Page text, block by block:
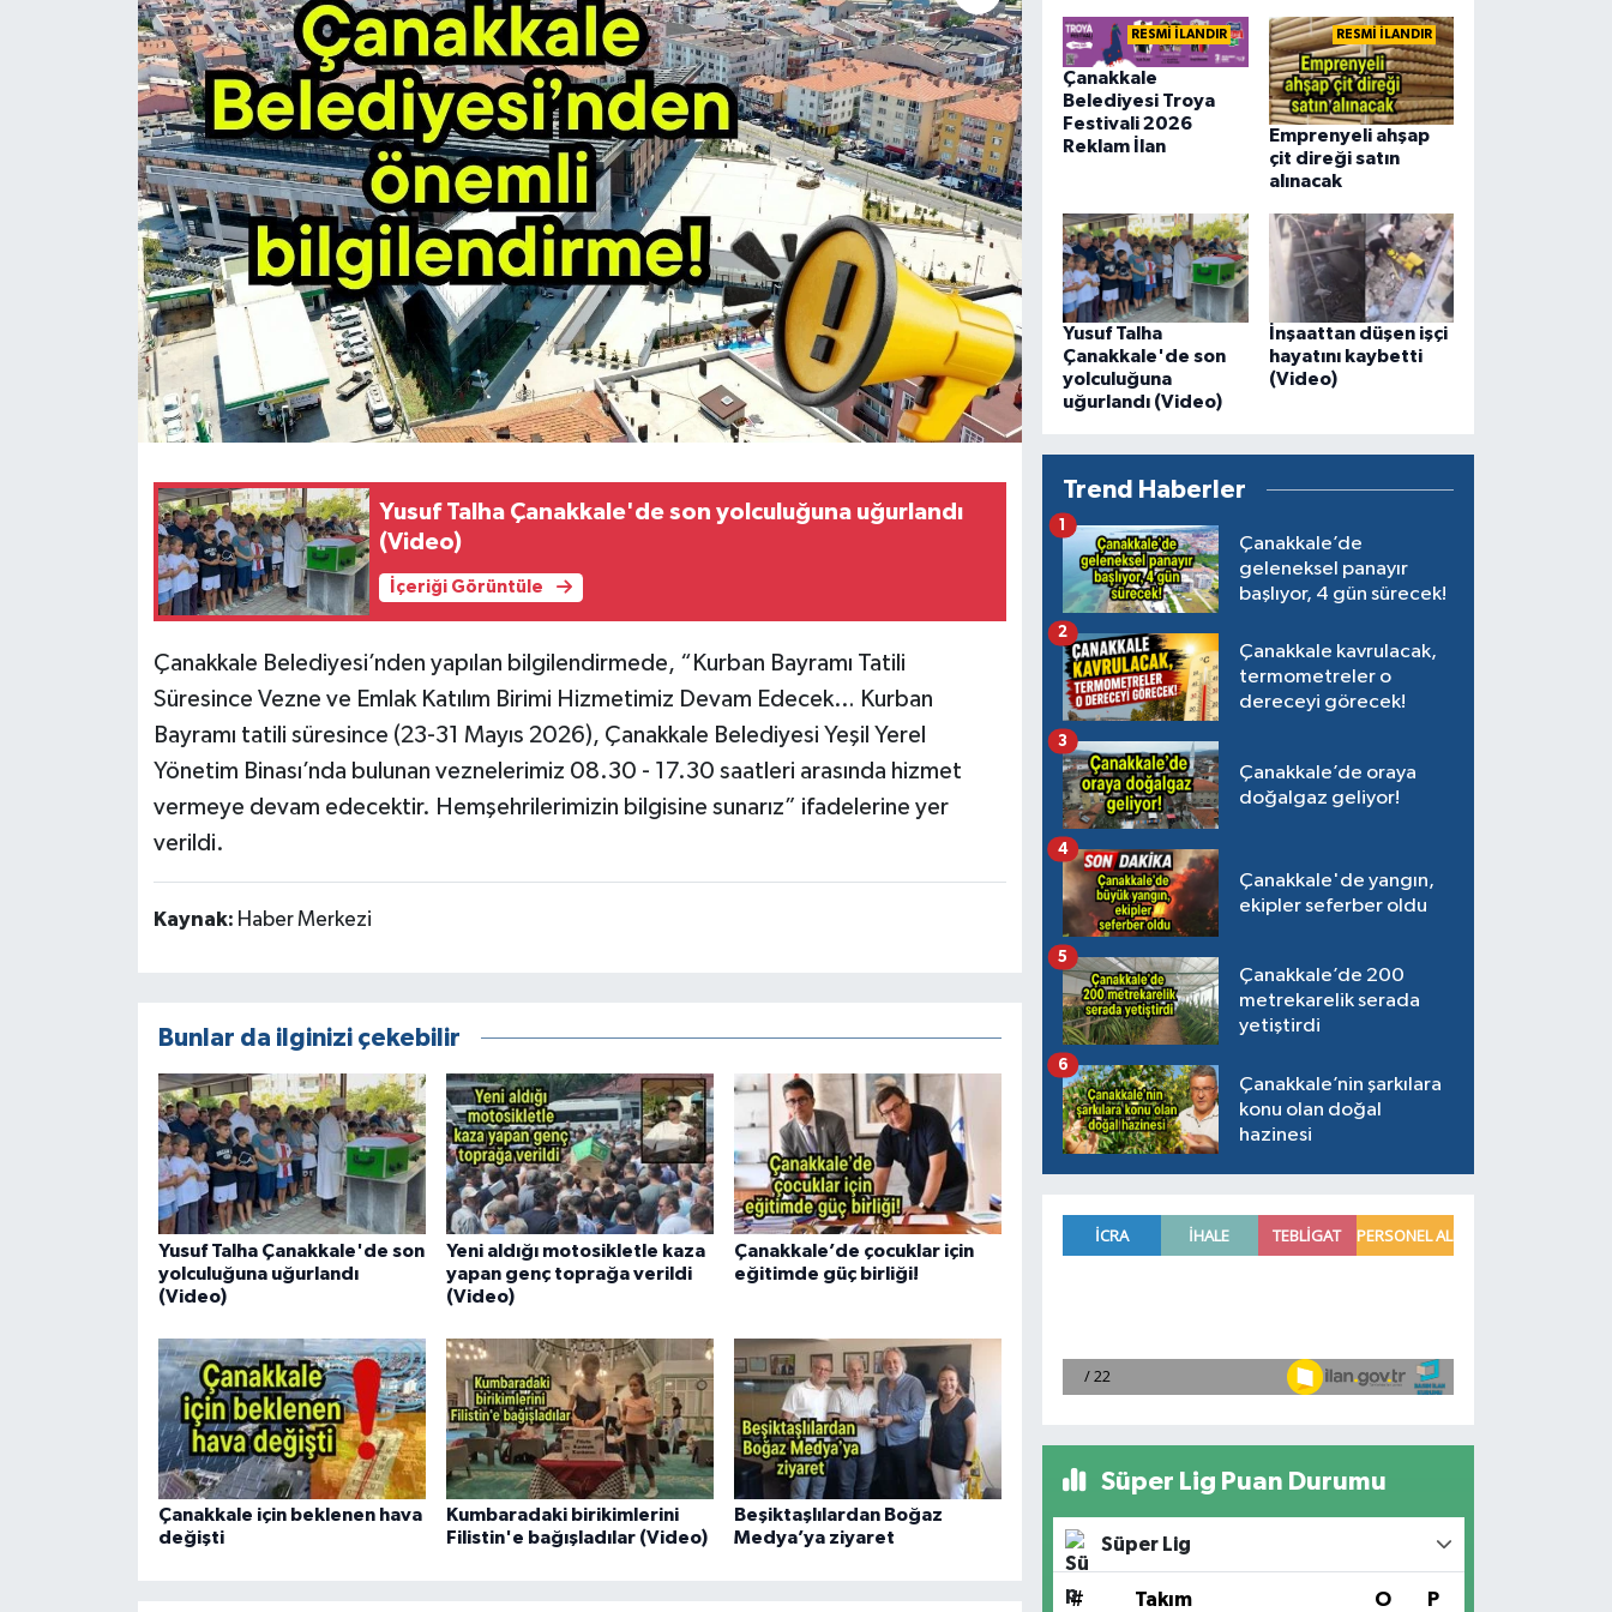
Yusuf Talha Çanakkale'de son yolculuğuna uğurlandı
(Video)
İçeriği Görüntüle
Çanakkale Belediyesi’nden yapılan bilgilendirmede, “Kurban Bayramı Tatili
Süresince Vezne ve Emlak Katılım Birimi Hizmetimiz Devam Edecek… Kurban
Bayramı tatili süresince (23-31 Mayıs 2026), Çanakkale Belediyesi Yeşil Yerel
Yönetim Binası’nda bulunan veznelerimiz 08.30 - 17.30 saatleri arasında hizmet
vermeye devam edecektir. Hemşehrilerimizin bilgisine sunarız” ifadelerine yer
verildi.
Kaynak: Haber Merkezi
Bunlar da ilginizi çekebilir
Yusuf Talha Çanakkale'de son
yolculuğuna uğurlandı
(Video)
Yeni aldığı motosikletle kaza
yapan genç toprağa verildi
(Video)
Çanakkale’de çocuklar için
eğitimde güç birliği!
Çanakkale için beklenen hava
değişti
Kumbaradaki birikimlerini
Filistin'e bağışladılar (Video)
Beşiktaşlılardan Boğaz
Medya’ya ziyaret
RESMİ İLANDIR
Çanakkale
Belediyesi Troya
Festivali 2026
Reklam İlan
RESMİ İLANDIR
Emprenyeli ahşap
çit direği satın
alınacak
Yusuf Talha
Çanakkale'de son
yolculuğuna
uğurlandı (Video)
İnşaattan düşen işçi
hayatını kaybetti
(Video)
Trend Haberler
Çanakkale’de
geleneksel panayır
başlıyor, 4 gün sürecek!
1
Çanakkale kavrulacak,
termometreler o
dereceyi görecek!
2
Çanakkale’de oraya
doğalgaz geliyor!
3
Çanakkale'de yangın,
ekipler seferber oldu
4
Çanakkale’de 200
metrekarelik serada
yetiştirdi
5
Çanakkale’nin şarkılara
konu olan doğal
hazinesi
6
Süper Lig Puan Durumu
Süper Lig
# Takım O P